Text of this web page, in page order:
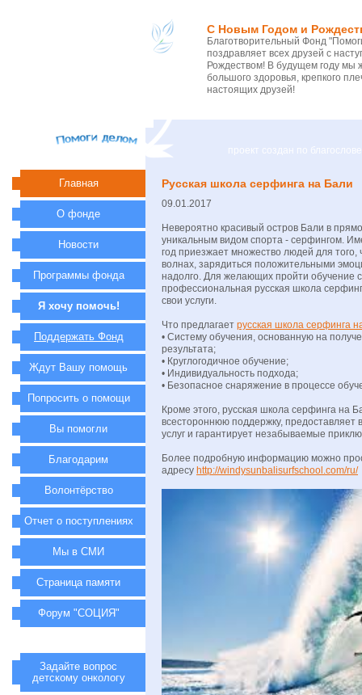
С Новым Годом и
Благотворительный Фонд
поздравляет всех друзей с
Рождеством! В будущем году
большого здоровья, крепкого
настоящих друзей!
проект создан по
Русская школа серфинга на Бали
09.01.2017
Невероятно красивый остров Бали в
уникальным видом спорта - серфингом.
год приезжает множество людей для того,
волнах, зарядиться положительными
надолго. Для желающих пройти обучение
профессиональная русская школа
свои услуги.
Что предлагает русская школа серфинга
• Систему обучения, основанную на
результата;
• Круглогодичное обучение;
• Индивидуальность подхода;
• Безопасное снаряжение в процессе
Кроме этого, русская школа серфинга на
всестороннюю поддержку, предоставляет
услуг и гарантирует незабываемые
Более подробную информацию можно
адресу http://windysunbalisurfschool.com/ru/
Главная
О фонде
Новости
Программы фонда
Я хочу помочь!
Поддержать Фонд
Ждут Вашу помощь
Попросить о помощи
Вы помогли
Благодарим
Волонтёрство
Отчет о поступлениях
Мы в СМИ
Страница памяти
Форум "СОЦИЯ"
Задайте вопрос
детскому онкологу